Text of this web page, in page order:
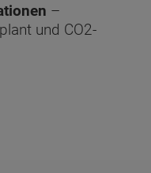
–
und CO2-